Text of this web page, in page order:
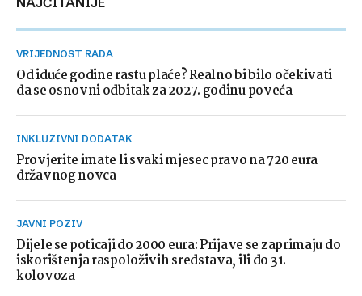
VRIJEDNOST RADA
Od iduće godine rastu plaće? Realno bi bilo očekivati
da se osnovni odbitak za 2027. godinu poveća
INKLUZIVNI DODATAK
Provjerite imate li svaki mjesec pravo na 720 eura
državnog novca
JAVNI POZIV
Dijele se poticaji do 2000 eura: Prijave se zaprimaju do
iskorištenja raspoloživih sredstava, ili do 31.
kolovoza